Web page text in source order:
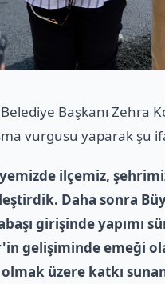
Başkanı Zehra
vurgusu yaparak şu
ilçemiz,
Daha sonra
girişinde yapımı
gelişiminde emeği
üzere katkı